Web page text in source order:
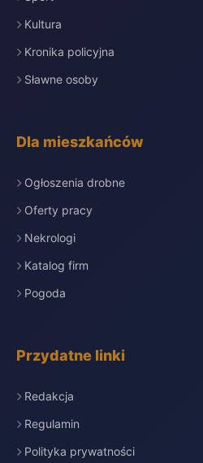
Kultura
Kronika policyjna
Sławne osoby
Dla mieszkańców
Ogłoszenia drobne
Oferty pracy
Nekrologi
Katalog firm
Pogoda
Przydatne linki
Redakcja
Regulamin
Polityka prywatności